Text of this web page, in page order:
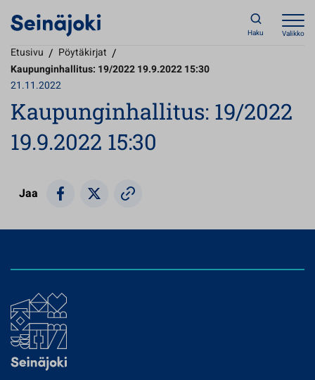
Haku Valikko
Etusivu / Pöytäkirjat /
Kaupunginhallitus: 19/2022 19.9.2022 15:30
21.11.2022
Kaupunginhallitus: 19/2022
19.9.2022 15:30
Jaa